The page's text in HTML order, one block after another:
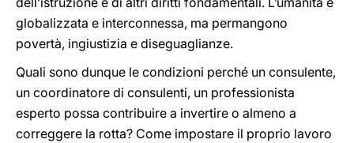
globalizzata e interconnessa, ma permangono
povertà, ingiustizia e diseguaglianze.
Quali sono dunque le condizioni perché un consulente,
un coordinatore di consulenti, un professionista
esperto possa contribuire a invertire o almeno a
correggere la rotta? Come impostare il proprio lavoro